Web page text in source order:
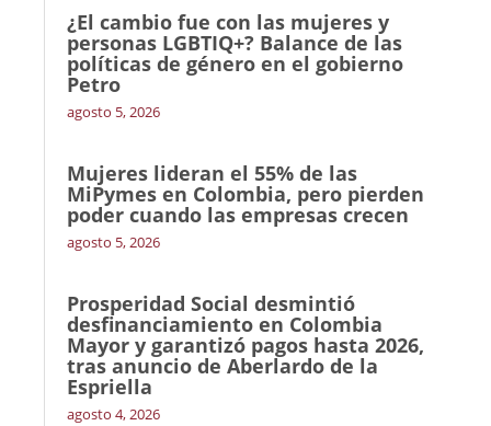
¿El cambio fue con las mujeres y
personas LGBTIQ+? Balance de las
políticas de género en el gobierno
Petro
agosto 5, 2026
Mujeres lideran el 55% de las
MiPymes en Colombia, pero pierden
poder cuando las empresas crecen
agosto 5, 2026
Prosperidad Social desmintió
desfinanciamiento en Colombia
Mayor y garantizó pagos hasta 2026,
tras anuncio de Aberlardo de la
Espriella
agosto 4, 2026